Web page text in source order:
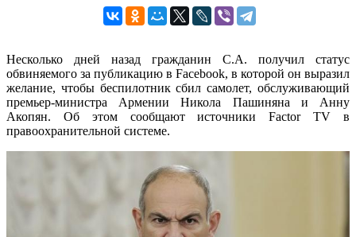
Несколько дней назад гражданин С.А. получил статус
обвиняемого за публикацию в Facebook, в которой он выразил
желание, чтобы беспилотник сбил самолет, обслуживающий
премьер-министра Армении Никола Пашиняна и Анну
Акопян. Об этом сообщают источники Factor TV в
правоохранительной системе.